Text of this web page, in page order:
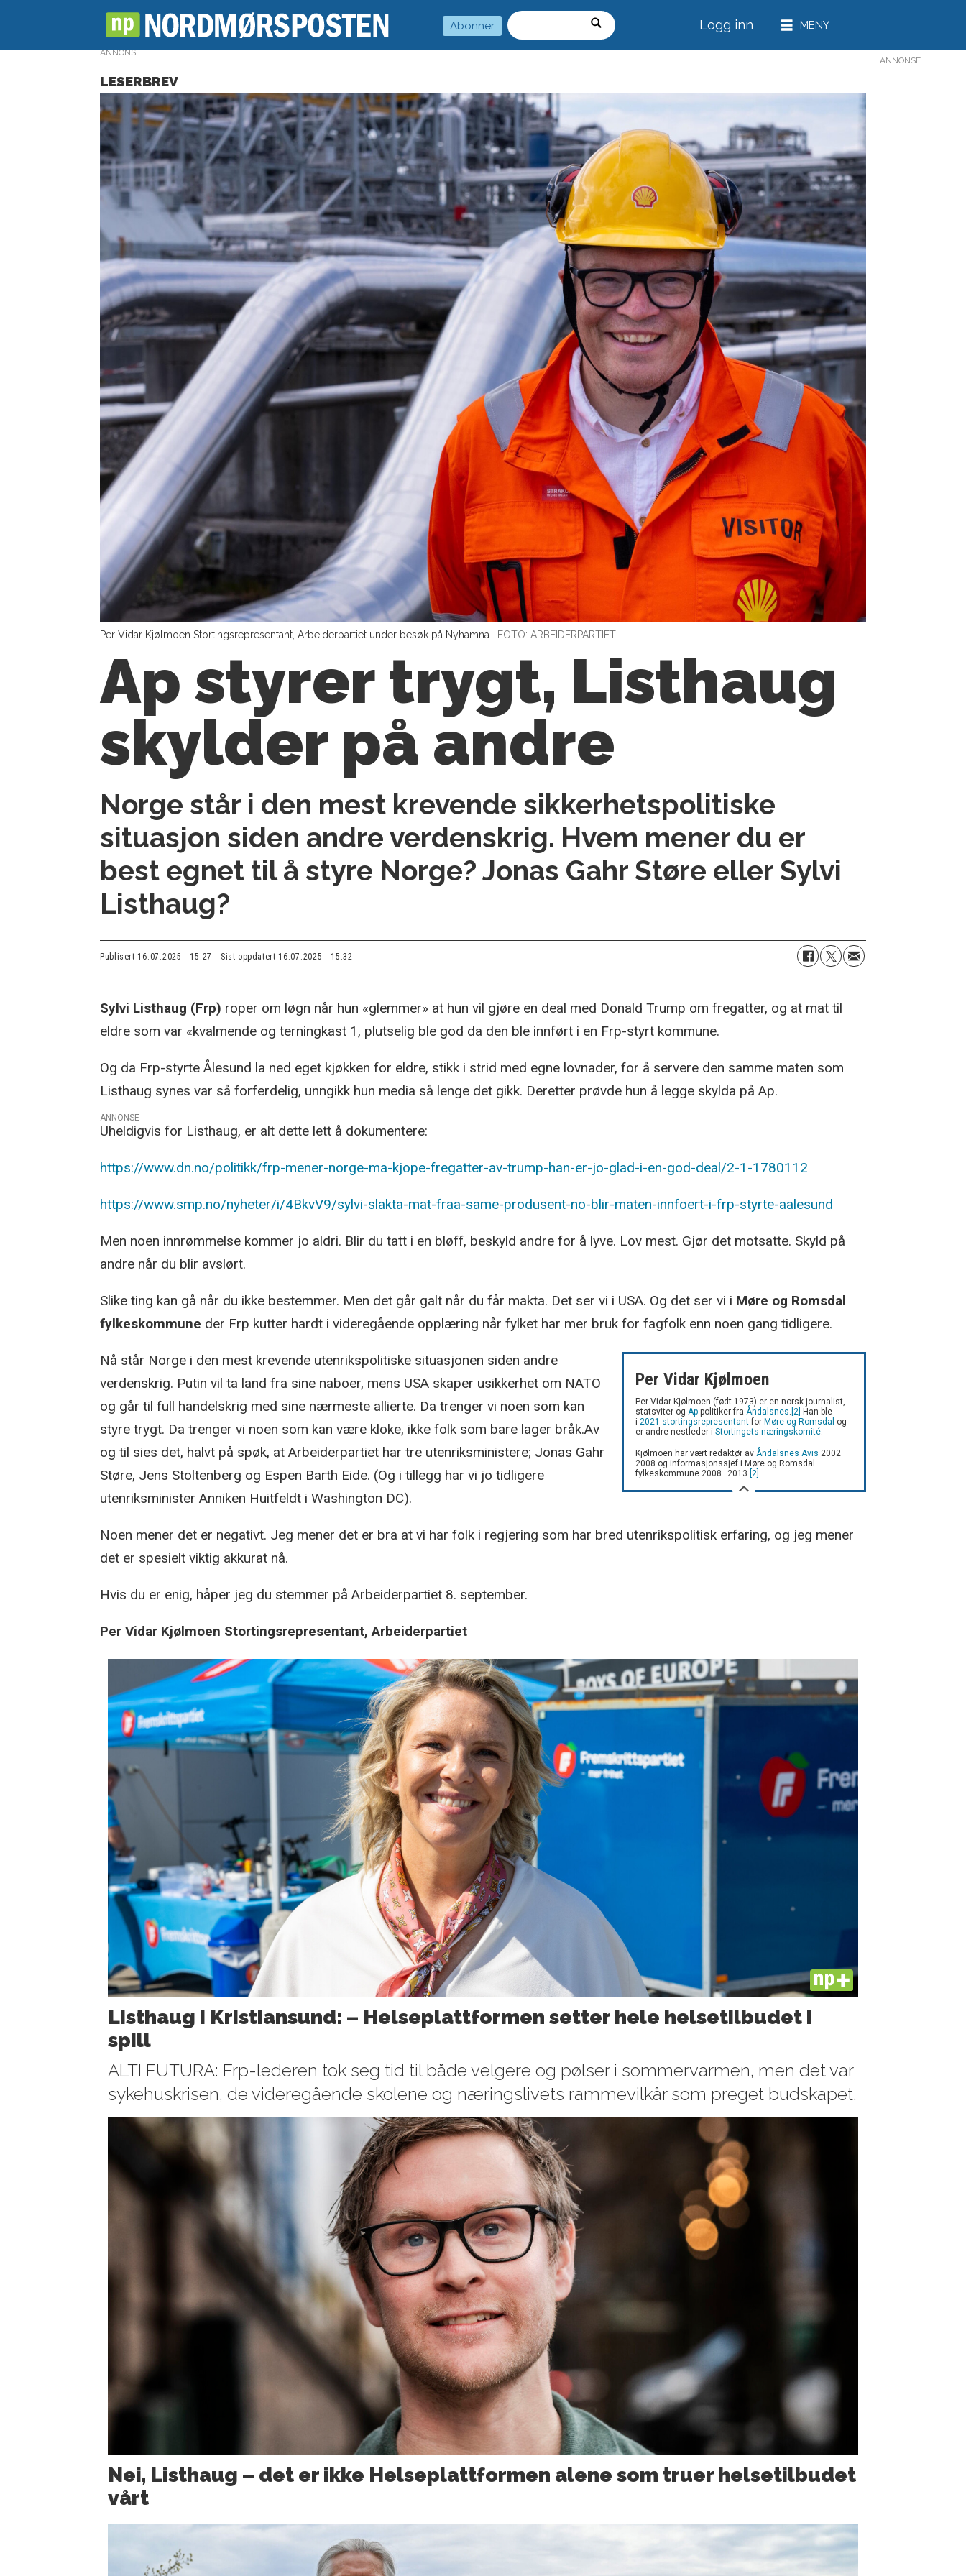
Abonner
Søk
Logg inn
ANNONSE
LESERBREV
Per Vidar Kjølmoen Stortingsrepresentant, Arbeiderpartiet under besøk på Nyhamna. FOTO: ARBEIDERPARTIET
Ap styrer trygt, Listhaug
skylder på andre
Norge står i den mest krevende sikkerhetspolitiske
situasjon siden andre verdenskrig. Hvem mener du er
best egnet til å styre Norge?Jonas Gahr Støre eller Sylvi
Listhaug?
Publisert 16.07.2025 - 15:27 Sist oppdatert 16.07.2025 - 15:32
Sylvi Listhaug (Frp) roper om løgn når hun «glemmer» at hun vil gjøre en deal med Donald Trump om fregatter, og at mat til
eldre som var «kvalmende og terningkast 1, plutselig ble god da den ble innført i en Frp-styrt kommune.
Og da Frp-styrte Ålesund la ned eget kjøkken for eldre, stikk i strid med egne lovnader, for å servere den samme maten som
Listhaug synes var så forferdelig, unngikk hun media så lenge det gikk. Deretter prøvde hun å legge skylda på Ap.
ANNONSE
Uheldigvis for Listhaug, er alt dette lett å dokumentere:
https://www.dn.no/politikk/frp-mener-norge-ma-kjope-fregatter-av-trump-han-er-jo-glad-i-en-god-deal/2-1-1780112
https://www.smp.no/nyheter/i/4BkvV9/sylvi-slakta-mat-fraa-same-produsent-no-blir-maten-innfoert-i-frp-styrte-aalesund
Men noen innrømmelse kommer jo aldri. Blir du tatt i en bløff, beskyld andre for å lyve. Lov mest. Gjør det motsatte. Skyld på
andre når du blir avslørt.
Slike ting kan gå når du ikke bestemmer. Men det går galt når du får makta. Det ser vi i USA. Og det ser vi i Møre og Romsdal
fylkeskommune der Frp kutter hardt i videregående opplæring når fylket har mer bruk for fagfolk enn noen gang tidligere.
Per Vidar Kjølmoen
Per Vidar Kjølmoen (født 1973) er en norsk journalist,
statsviter og Ap-politiker fra Åndalsnes. [2] Han ble
i 2021 stortingsrepresentantfor Møre og Romsdal og
er andre nestleder i Stortingets næringskomité.
Kjølmoen har vært redaktør av Åndalsnes Avis 2002–
2008 og informasjonssjef i Møre og Romsdal
fylkeskommune 2008–2013. [2]
Nå står Norge i den mest krevende utenrikspolitiske situasjonen siden andre
verdenskrig. Putin vil ta land fra sine naboer, mens USA skaper usikkerhet om NATO
og går til full handelskrig med sine nærmeste allierte. Da trenger vi noen som kan
styre trygt. Da trenger vi noen som kan være kloke, ikke folk som bare lager bråk.Av
og til sies det, halvt på spøk, at Arbeiderpartiet har tre utenriksministere; Jonas Gahr
Støre, Jens Stoltenberg og Espen Barth Eide. (Og i tillegg har vi jo tidligere
utenriksminister Anniken Huitfeldt i Washington DC).
Noen mener det er negativt. Jeg mener det er bra at vi har folk i regjering som har bred utenrikspolitisk erfaring, og jeg mener
det er spesielt viktig akkurat nå.
Hvis du er enig, håper jeg du stemmer på Arbeiderpartiet 8. september.
Per Vidar Kjølmoen Stortingsrepresentant, Arbeiderpartiet
PLUS
Listhaug i Kristiansund: – Helseplattformen setter hele helsetilbudet i
spill
ALTI FUTURA: Frp-lederen tok seg tid til både velgere og pølser i sommervarmen, men det var
sykehuskrisen, de videregående skolene og næringslivets rammevilkår som preget budskapet.
Nei, Listhaug – det er ikke Helseplattformen alene som truer helsetilbudet
vårt
ANNONSE